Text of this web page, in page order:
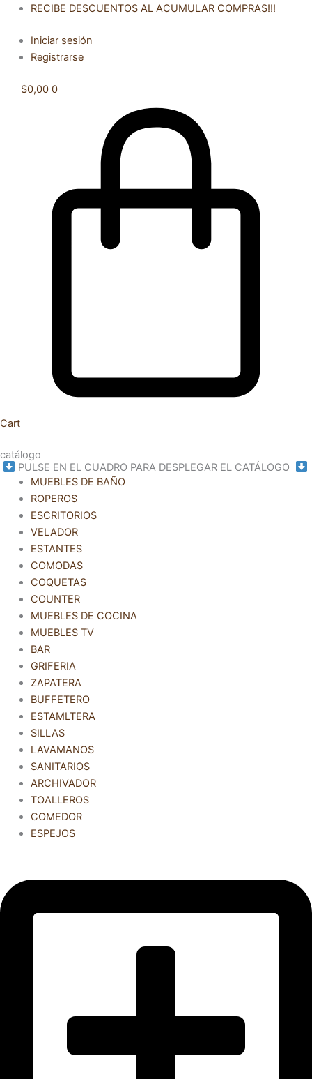
contenido
RECIBE DESCUENTOS AL ACUMULAR COMPRAS!!!
Iniciar sesión
Registrarse
$0,00 0
Cart
catálogo
PULSE EN EL CUADRO PARA DESPLEGAR EL CATÁLOGO
MUEBLES DE BAÑO
ROPEROS
ESCRITORIOS
VELADOR
ESTANTES
COMODAS
COQUETAS
COUNTER
MUEBLES DE COCINA
MUEBLES TV
BAR
GRIFERIA
ZAPATERA
BUFFETERO
ESTAMLTERA
SILLAS
LAVAMANOS
SANITARIOS
ARCHIVADOR
TOALLEROS
COMEDOR
ESPEJOS
MUEBLE
LAVAMANOS
COLOR
BARDOLINO